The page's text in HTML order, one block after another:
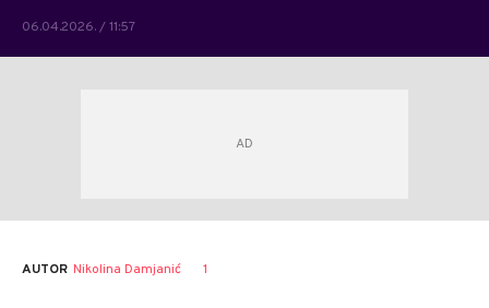
06.04.2026. / 11:57
AUTOR Nikolina Damjanić 1